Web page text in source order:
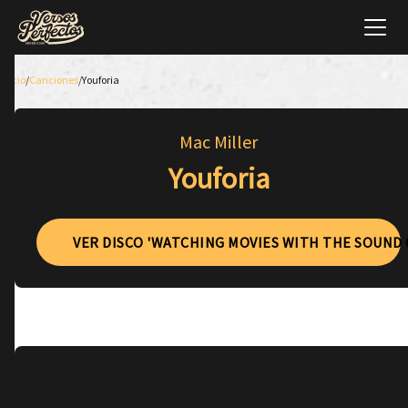
Inicio/Canciones/Youforia
Mac Miller
Youforia
VER DISCO 'WATCHING MOVIES WITH THE SOUND